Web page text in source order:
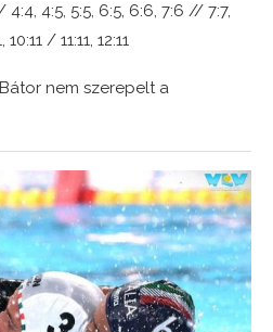
/ 4:4, 4:5, 5:5, 6:5, 6:6, 7:6 // 7:7,
/ 11:11, 12:11
nem szerepelt a